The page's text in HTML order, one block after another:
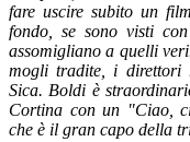
fare uscire subito un
fondo, se sono visti
assomigliano a quelli
mogli tradite, i direttori
Sica. Boldi è
Cortina con un "Ciao,
che è il gran capo della